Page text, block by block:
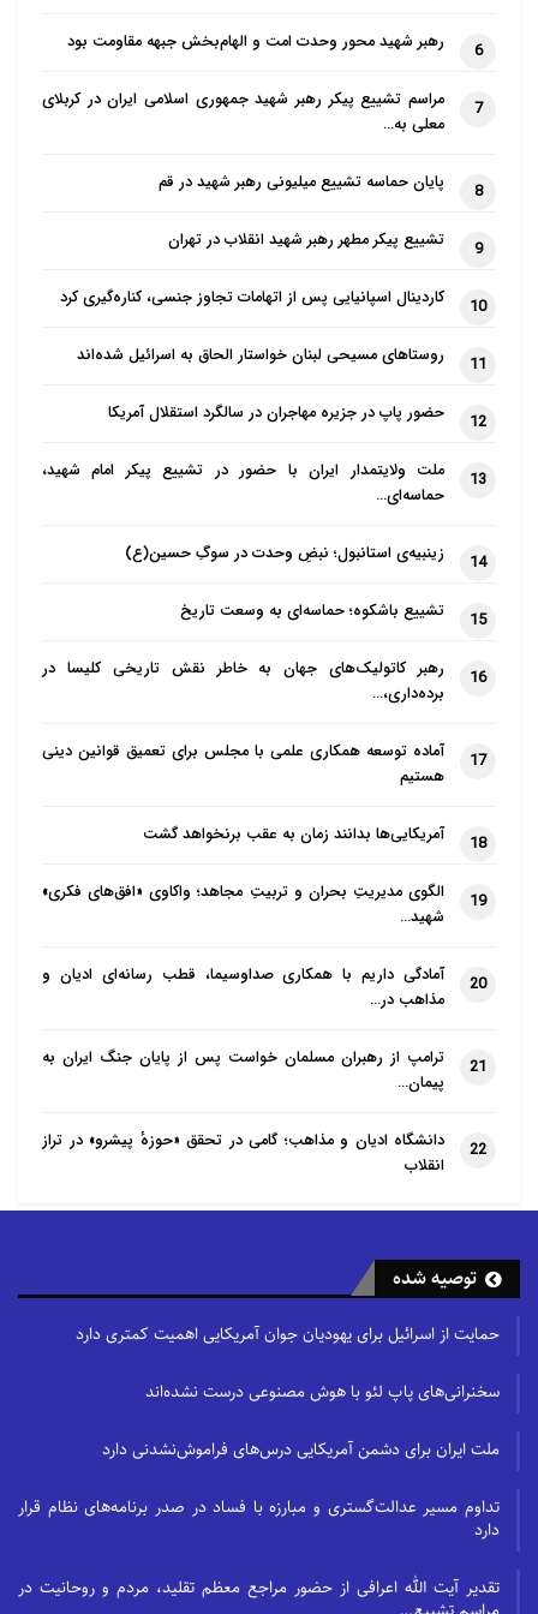
مکه
نماد خداگرایی: کعبه، قدیمی‌ترین مرکز توحید و
خداشناسی بر روی زمین و نماد وحدت در پرستش و
گرویدند و تأکیدی بر این است که اسلام، یگانه آیین
برگزیده پس از ارسال آخرین فرستاده و نیز سمبل بازگشت
خاطره ایثارگری و شرک‌ستیزی حضرت ابراهیم خلیل(ع)
است، تا بدین وسیله تنفر از کفر و شرک پیوسته در دل‌ها
زنده بماند و مسلمانان لحظه‏‌ای از ابراز نفرت و برائت از
کافران و مشرکان غافل نباشند.
الهی به بیت‌المقدس توجه داشتند و رسالت پیامبر(ص)
که همسو با رسالت انبیای پیشین بود، متمایز‌‌ شدن از
می‌کرد؛ اما لجاجت و خرده‌گیری‌های آزار دهنده یهود و انکار
شدید رسالت آن حضرت، رسول اکرم(ص) را بر آن داشت
تا علاوه بر تفاوت‌های آیین دین اسلام با یهودیت و
مسیحیت، چه در قلمرو جهان‌شناسی و چه احکام عملی،
و روی خود را از قبله آنان ـ که نشانه سوء استفاده‌های
تبلیغاتیشان بود ـ بگرداند؛ همچنان‌که خداوند می‌فرماید:
«ما به هر سو گردانیدن رویت در آسمان را می‌بینیم و …
گروه‌های مخالف تغییر قبله
۱. یهودیان: چون آنان «نسخ» در احکام را جایز
می‌کردند بیت‌المقدس، قبله همیشگی مسلمانان خواهد
آنان پاسخ داد: «دست خدا در تکوین و تشریع باز است»و
«شرق و غرب عالم از آنِ خداست.» هنگامی که نماز‌
گزاردن به سوی کعبه، همسویی با مشرکان محسوب
می‌شود، خاتم انبیا(ص) را به ‌گزاردنِ نماز‌ به سوی
صفوف مسلمانان از مشرکان باز شناخته شد، به غرور
یهودیان خاتمه داد.
۲. مشرکان مدینه: مشرکان مدینه پس از تغییر قبله گفتند
که محمد، به زادگاه و آیین پدران خویش مشتاق است و
6 رهبر شهید محور وحدت امت و الهام‌بخش جبهه مقاومت بود
7
مراسم تشییع پیکر رهبر شهید جمهوری اسلامی ایران در کربلای
معلی به…
8 پایان حماسه تشییع میلیونی رهبر شهید در قم
9 تشییع پیکر مطهر رهبر شهید انقلاب در تهران
10 کاردینال اسپانیایی پس از اتهامات تجاوز جنسی، کناره‌گیری کرد
11 روستاهای مسیحی لبنان خواستار الحاق به اسرائیل شده‌اند
12 حضور پاپ در جزیره مهاجران در سالگرد استقلال آمریکا
13
ملت ولایتمدار ایران با حضور در تشییع پیکر امام شهید،
حماسه‌ای…
14 زینبیه‌ی استانبول؛ نبضِ وحدت در سوگِ حسین(ع)
15 تشییع باشکوه؛ حماسه‌ای به وسعت تاریخ
16
رهبر کاتولیک‌های جهان به خاطر نقش تاریخی کلیسا در
برده‌داری،…
17
آماده توسعه همکاری علمی با مجلس برای تعمیق قوانین دینی
هستیم
18 آمریکایی‌ها بدانند زمان به عقب برنخواهد گشت
19
الگوی مدیریتِ بحران و تربیتِ مجاهد؛ واکاوی «افق‌های فکری»
شهید…
20
آمادگی داریم با همکاری صداوسیما، قطب رسانه‌ای ادیان و
مذاهب در…
21
ترامپ از رهبران مسلمان خواست پس از پایان جنگ ایران به
پیمان…
22
دانشگاه ادیان و مذاهب؛ گامی در تحقق «حوزهٔ پیشرو» در تراز
انقلاب
توصیه شده
حمایت از اسرائیل برای یهودیان جوان آمریکایی اهمیت کمتری دارد
سخنرانی‌های پاپ لئو با هوش مصنوعی درست نشده‌اند
ملت ایران برای دشمن آمریکایی درس‌های فراموش‌نشدنی دارد
تداوم مسیر عدالت‌گستری و مبارزه با فساد در صدر برنامه‌های نظام قرار
دارد
تقدیر آیت الله اعرافی از حضور مراجع معظم تقلید، مردم و روحانیت در